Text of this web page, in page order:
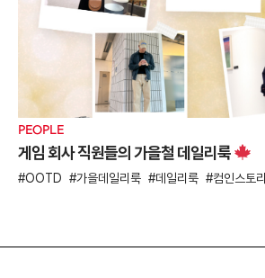
PEOPLE
게임 회사 직원들의 가을철 데일리룩
OOTD 가을데일리룩 데일리룩 컴인스토리